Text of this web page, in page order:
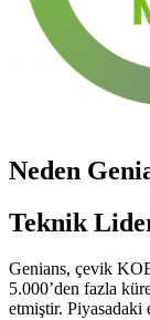
Neden
Teknik
Genians, çevik
5.000’den fazla
etmiştir. Piyasadaki